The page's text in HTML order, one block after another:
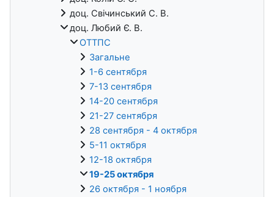
доц. Свічинський С. В.
доц. Любий Є. В.
ОТТПС
Загальне
1-6 сентября
7-13 сентября
14-20 сентября
21-27 сентября
28 сентября - 4 октября
5-11 октября
12-18 октября
19-25 октября
26 октября - 1 ноября